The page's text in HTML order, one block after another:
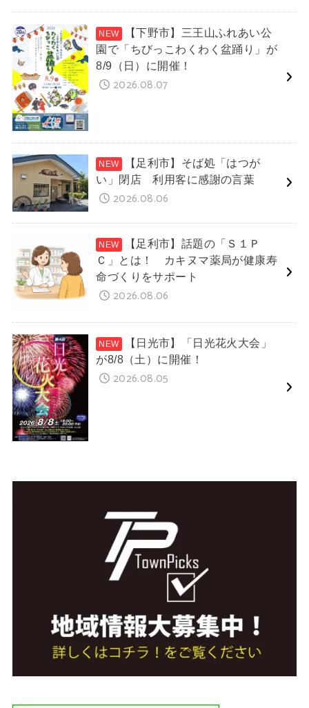
【下野市】三王山ふれあい公
園で「ちびっこわくわく盆踊り」が
8/9（日）に開催！
2026.08.07
【足利市】そば処「はつが
い」閉店 利用客に感謝の言葉
2026.08.06
【足利市】話題の「Ｓ１Ｐ
Ｃ」とは！ カキヌマ薬局が健康寿
命づくりをサポート
2026.08.06
【日光市】「日光花火大会」
が8/8（土）に開催！
2026.08.05